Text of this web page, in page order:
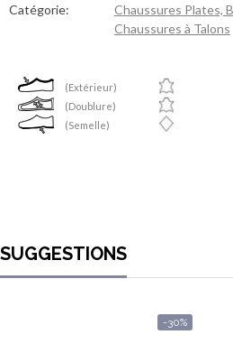
Catégorie: Chaussures Plates,
Chaussures à Talons
(Extérieur)
(Doublure)
(Semelle)
SUGGESTIONS
-30%